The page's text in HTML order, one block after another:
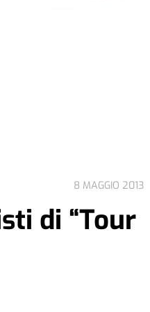
8 MAGGIO 2013
di “Tour